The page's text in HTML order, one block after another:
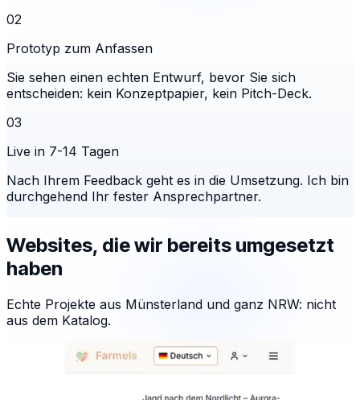
02
Prototyp zum Anfassen
Sie sehen einen echten Entwurf, bevor Sie sich
entscheiden: kein Konzeptpapier, kein Pitch-Deck.
03
Live in 7-14 Tagen
Nach Ihrem Feedback geht es in die Umsetzung. Ich bin
durchgehend Ihr fester Ansprechpartner.
Websites, die wir bereits umgesetzt
haben
Echte Projekte aus Münsterland und ganz NRW: nicht
aus dem Katalog.